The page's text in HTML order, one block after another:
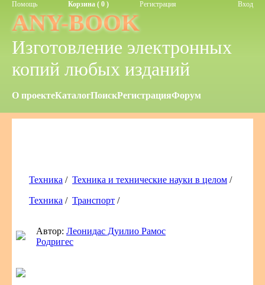
Помощь Корзина ( 0 ) Регистрация Вход
ANY-BOOK
Изготовление электронных
копий любых изданий
О проектеКаталогПоискРегистрацияФорум
Техника / Техника и технические науки в целом /
Техника / Транспорт /
Автор:Леонидас Дуилио Рамос
Родригес